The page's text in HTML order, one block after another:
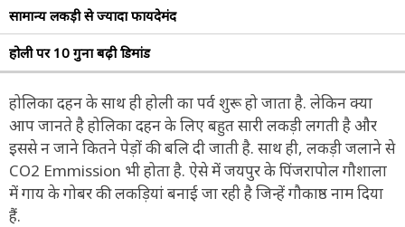
सामान्य लकड़ी से ज्यादा फायदेमंद
होली पर 10 गुना बढ़ी डिमांड
होलिका दहन के साथ ही होली का पर्व शुरू हो जाता है. लेकिन क्या
आप जानते है होलिका दहन के लिए बहुत सारी लकड़ी लगती है और
इससे न जाने कितने पेड़ों की बलि दी जाती है. साथ ही, लकड़ी जलाने से
CO2 Emmission भी होता है. ऐसे में जयपुर के पिंजरापोल गौशाला
में गाय के गोबर की लकड़ियां बनाई जा रही है जिन्हें गौकाष्ठ नाम दिया
हैं.